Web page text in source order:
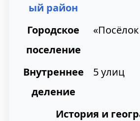
ый район
Городское
поселение
Внутреннее
деление
5 улиц
История и